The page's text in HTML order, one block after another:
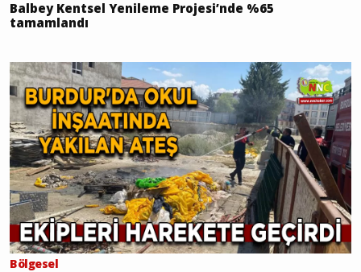
Balbey Kentsel Yenileme Projesi’nde %65
tamamlandı
Bölgesel